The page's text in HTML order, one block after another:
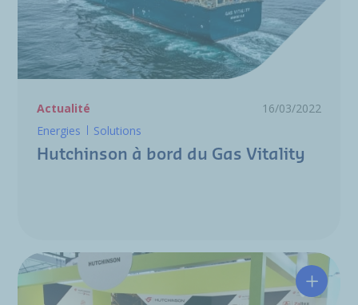
Actualité
16/03/2022
Energies
Solutions
Hutchinson à bord du Gas Vitality